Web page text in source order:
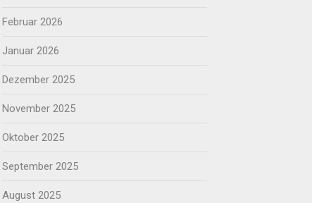
Februar 2026
Januar 2026
Dezember 2025
November 2025
Oktober 2025
September 2025
August 2025